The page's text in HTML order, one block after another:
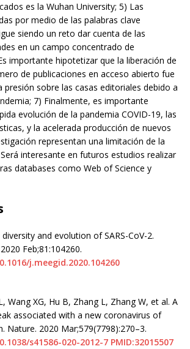
es la Wuhan University; 5) Las
por medio de las palabras clave
siendo un reto dar cuenta de las
en un campo concentrado de
importante hipotetizar que la liberación de
de publicaciones en acceso abierto fue
presión sobre las casas editoriales debido a
7) Finalmente, es importante
evolución de la pandemia COVID-19, las
y la acelerada producción de nuevos
representan una limitación de la
interesante en futuros estudios realizar
databases como Web of Science y
and evolution of SARS-CoV-2.
Feb;81:104260.
j.meegid.2020.104260
Wang XG, Hu B, Zhang L, Zhang W, et al. A
associated with a new coronavirus of
Nature. 2020 Mar;579(7798):270–3.
s41586-020-2012-7 PMID:32015507